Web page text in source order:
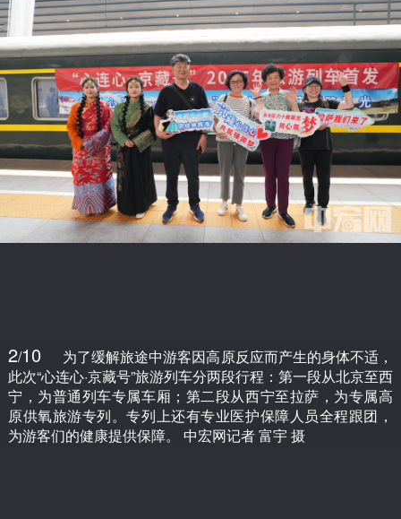
2/10
为了缓解旅途中游客因高原反应而产生的身体不适，
此次“心连心·京藏号”旅游列车分两段行程：第一段从北京至西
宁，为普通列车专属车厢；第二段从西宁至拉萨，为专属高
原供氧旅游专列。专列上还有专业医护保障人员全程跟团，
为游客们的健康提供保障。 中宏网记者 富宇 摄